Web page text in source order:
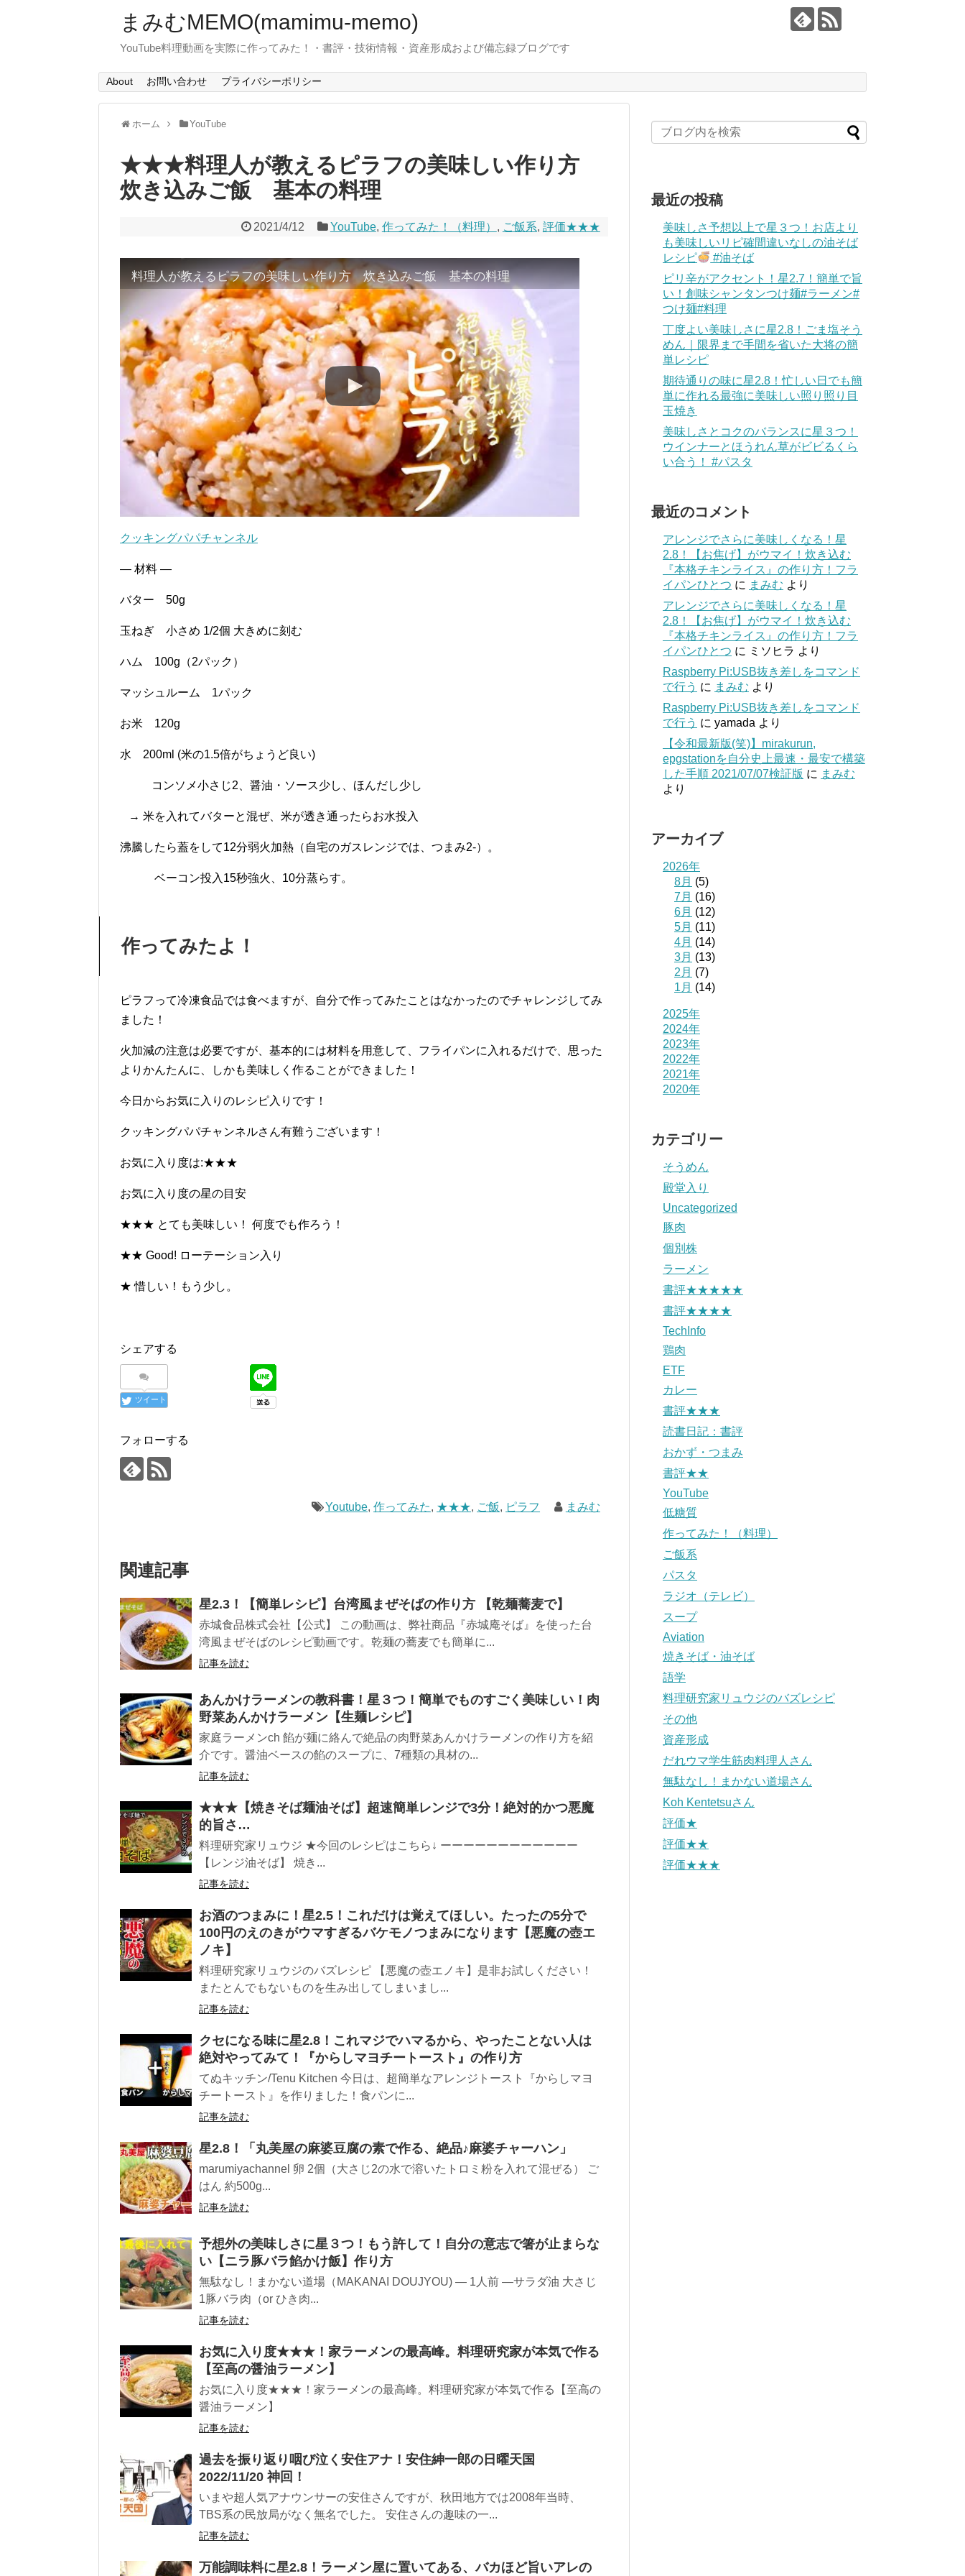
まみむMEMO(mamimu-memo)
YouTube料理動画を実際に作ってみた！・書評・技術情報・資産形成および備忘録ブログです
About お問い合わせ プライバシーポリシー
ホーム YouTube
★★★料理人が教えるピラフの美味しい作り方
炊き込みご飯 基本の料理
2021/4/12 YouTube, 作ってみた！（料理） , ご飯系, 評価★★★
料理人が教えるピラフの美味しい作り方 炊き込みご飯 基本の料理
クッキングパパチャンネル
— 材料 —
バター 50g
玉ねぎ 小さめ 1/2個 大きめに刻む
ハム 100g（2パック）
マッシュルーム 1パック
お米 120g
水 200ml (米の1.5倍がちょうど良い)
コンソメ小さじ2、醤油・ソース少し、ほんだし少し
→ 米を入れてバターと混ぜ、米が透き通ったらお水投入
沸騰したら蓋をして12分弱火加熱（自宅のガスレンジでは、つまみ2-）。
ベーコン投入15秒強火、10分蒸らす。
作ってみたよ！
ピラフって冷凍食品では食べますが、自分で作ってみたことはなかったのでチャレンジしてみ
ました！
火加減の注意は必要ですが、基本的には材料を用意して、フライパンに入れるだけで、思った
よりかんたんに、しかも美味しく作ることができました！
今日からお気に入りのレシピ入りです！
クッキングパパチャンネルさん有難うございます！
お気に入り度は:★★★
お気に入り度の星の目安
★★★ とても美味しい！ 何度でも作ろう！
★★ Good! ローテーション入り
★ 惜しい！もう少し。
シェアする
ツイート
フォローする
Youtube,作ってみた, ★★★, ご飯, ピラフ まみむ
関連記事
星2.3！【簡単レシピ】台湾風まぜそばの作り方 【乾麺蕎麦で】
赤城食品株式会社【公式】 この動画は、弊社商品『赤城庵そば』を使った台
湾風まぜそばのレシピ動画です。乾麺の蕎麦でも簡単に...
記事を読む
あんかけラーメンの教科書！星３つ！簡単でものすごく美味しい！肉
野菜あんかけラーメン【生麺レシピ】
家庭ラーメンch 餡が麺に絡んで絶品の肉野菜あんかけラーメンの作り方を紹
介です。醤油ベースの餡のスープに、7種類の具材の...
記事を読む
★★★【焼きそば麺油そば】超速簡単レンジで3分！絶対的かつ悪魔
的旨さ…
料理研究家リュウジ ★今回のレシピはこちら↓ ーーーーーーーーーーーー
【レンジ油そば】 焼き...
記事を読む
お酒のつまみに！星2.5！これだけは覚えてほしい。たったの5分で
100円のえのきがウマすぎるバケモノつまみになります【悪魔の壺エ
ノキ】
料理研究家リュウジのバズレシピ 【悪魔の壺エノキ】是非お試しください！
またとんでもないものを生み出してしまいまし...
記事を読む
クセになる味に星2.8！これマジでハマるから、やったことない人は
絶対やってみて！『からしマヨチートースト』の作り方
てぬキッチン/Tenu Kitchen 今日は、超簡単なアレンジトースト『からしマヨ
チートースト』を作りました！食パンに...
記事を読む
星2.8！「丸美屋の麻婆豆腐の素で作る、絶品♪麻婆チャーハン」
marumiyachannel 卵 2個（大さじ2の水で溶いたトロミ粉を入れて混ぜる） ご
はん 約500g...
記事を読む
予想外の美味しさに星３つ！もう許して！自分の意志で箸が止まらな
い【ニラ豚バラ餡かけ飯】作り方
無駄なし！まかない道場（MAKANAI DOUJYOU) — 1人前 —サラダ油 大さじ
1豚バラ肉（or ひき肉...
記事を読む
お気に入り度★★★！家ラーメンの最高峰。料理研究家が本気で作る
【至高の醤油ラーメン】
お気に入り度★★★！家ラーメンの最高峰。料理研究家が本気で作る【至高の
醤油ラーメン】
記事を読む
過去を振り返り咽び泣く安住アナ！安住紳一郎の日曜天国
2022/11/20 神回！
いまや超人気アナウンサーの安住さんですが、秋田地方では2008年当時、
TBS系の民放局がなく無名でした。 安住さんの趣味の一...
記事を読む
万能調味料に星2.8！ラーメン屋に置いてある、バカほど旨いアレの
最近の投稿
美味しさ予想以上で星３つ！お店より
も美味しいリピ確間違いなしの油そば
レシピ
#油そば
ピリ辛がアクセント！星2.7！簡単で旨
い！創味シャンタンつけ麺#ラーメン#
つけ麺#料理
丁度よい美味しさに星2.8！ごま塩そう
めん｜限界まで手間を省いた大将の簡
単レシピ
期待通りの味に星2.8！忙しい日でも簡
単に作れる最強に美味しい照り照り目
玉焼き
美味しさとコクのバランスに星３つ！
ウインナーとほうれん草がビビるくら
い合う！ #パスタ
最近のコメント
アレンジでさらに美味しくなる！星
2.8！【お焦げ】がウマイ！炊き込む
『本格チキンライス』の作り方！フラ
イパンひとつ に まみむ より
アレンジでさらに美味しくなる！星
2.8！【お焦げ】がウマイ！炊き込む
『本格チキンライス』の作り方！フラ
イパンひとつ に ミソヒラ より
Raspberry Pi:USB抜き差しをコマンド
で行う に まみむ より
Raspberry Pi:USB抜き差しをコマンド
で行う に yamada より
【令和最新版(笑)】mirakurun,
epgstationを自分史上最速・最安で構築
した手順 2021/07/07検証版 に まみむ
より
アーカイブ
2026年
8月 (5)
7月 (16)
6月 (12)
5月 (11)
4月 (14)
3月 (13)
2月 (7)
1月 (14)
2025年
2024年
2023年
2022年
2021年
2020年
カテゴリー
そうめん
殿堂入り
Uncategorized
豚肉
個別株
ラーメン
書評★★★★★
書評★★★★
TechInfo
鶏肉
ETF
カレー
書評★★★
読書日記：書評
おかず・つまみ
書評★★
YouTube
低糖質
作ってみた！（料理）
ご飯系
パスタ
ラジオ（テレビ）
スープ
Aviation
焼きそば・油そば
語学
料理研究家リュウジのバズレシピ
その他
資産形成
だれウマ学生筋肉料理人さん
無駄なし！まかない道場さん
Koh Kentetsuさん
評価★
評価★★
評価★★★